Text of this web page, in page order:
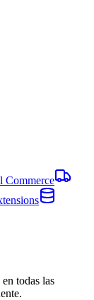
Commerce
todas las